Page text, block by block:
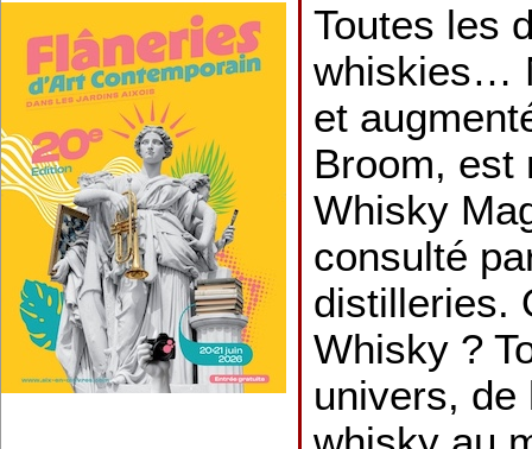
Toutes les
whiskies…
et
Broom, est
Whisky
consulté
distilleries.
Whisky ?
univers, de